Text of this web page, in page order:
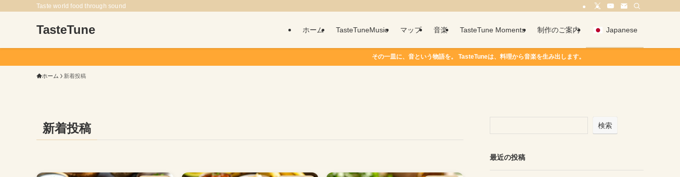
Taste world food through sound
TasteTune ホーム TasteTuneMusic マップ 音楽 TasteTune Moments 制作のご案内 Japanese
その一皿に、音という物語を。 TasteTuneは、料理から音楽を生み出します。
ホーム 新着投稿
新着投稿 検索
最近の投稿